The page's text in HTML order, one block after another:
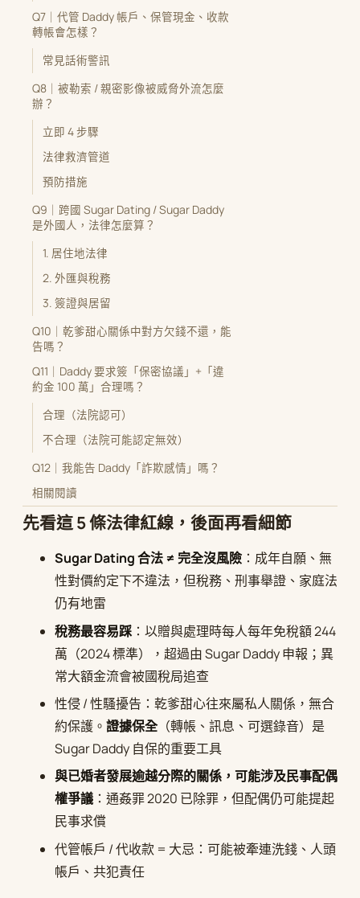
Q7｜代管 Daddy 帳戶、保管現金、收款
轉帳會怎樣？
常見話術警訊
Q8｜被勒索 / 親密影像被威脅外流怎麼
辦？
立即 4 步驟
法律救濟管道
預防措施
Q9｜跨國 Sugar Dating / Sugar Daddy
是外國人，法律怎麼算？
1. 居住地法律
2. 外匯與稅務
3. 簽證與居留
Q10｜乾爹甜心關係中對方欠錢不還，能
告嗎？
Q11｜Daddy 要求簽「保密協議」+「違
約金 100 萬」合理嗎？
合理（法院認可）
不合理（法院可能認定無效）
Q12｜我能告 Daddy「詐欺感情」嗎？
相關閱讀
先看這 5 條法律紅線，後面再看細節
Sugar Dating 合法 ≠ 完全沒風險 ：成年自願、無
性對價約定下不違法，但稅務、刑事舉證、家庭法
仍有地雷
稅務最容易踩 ：以贈與處理時每人每年免稅額 244
萬（2024 標準），超過由 Sugar Daddy 申報；異
常大額金流會被國稅局追查
性侵 / 性騷擾告：乾爹甜心往來屬私人關係，無合
約保護。 證據保全（轉帳、訊息、可選錄音）是
Sugar Daddy 自保的重要工具
與已婚者發展逾越分際的關係，可能涉及民事配偶
權爭議 ：通姦罪 2020 已除罪，但配偶仍可能提起
民事求償
代管帳戶 / 代收款 = 大忌：可能被牽連洗錢、人頭
帳戶、共犯責任